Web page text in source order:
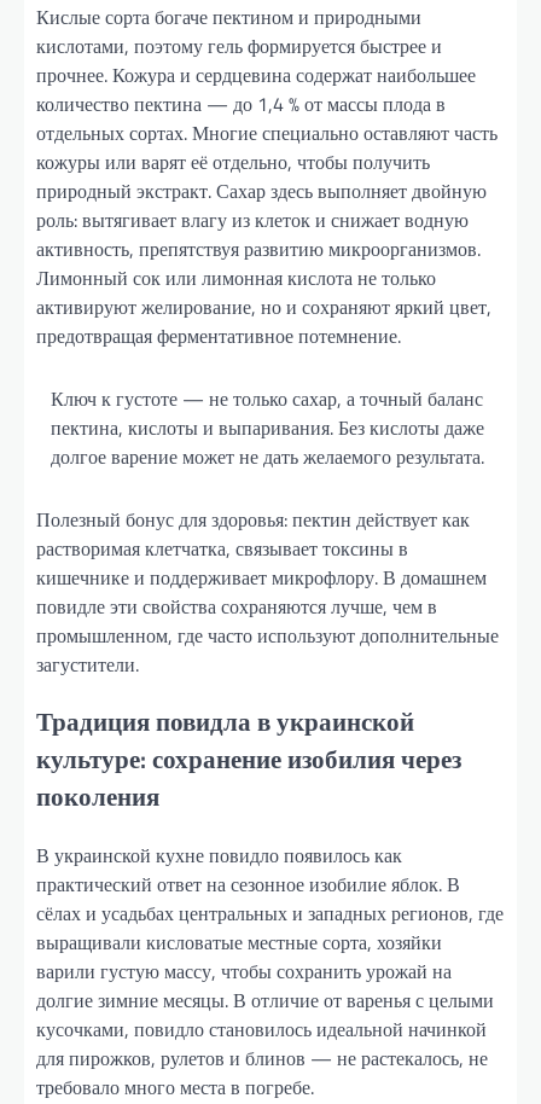
Кислые сорта богаче пектином и природными
кислотами, поэтому гель формируется быстрее и
прочнее. Кожура и сердцевина содержат наибольшее
количество пектина — до 1,4 % от массы плода в
отдельных сортах. Многие специально оставляют часть
кожуры или варят её отдельно, чтобы получить
природный экстракт. Сахар здесь выполняет двойную
роль: вытягивает влагу из клеток и снижает водную
активность, препятствуя развитию микроорганизмов.
Лимонный сок или лимонная кислота не только
активируют желирование, но и сохраняют яркий цвет,
предотвращая ферментативное потемнение.
Ключ к густоте — не только сахар, а точный баланс
пектина, кислоты и выпаривания. Без кислоты даже
долгое варение может не дать желаемого результата.
Полезный бонус для здоровья: пектин действует как
растворимая клетчатка, связывает токсины в
кишечнике и поддерживает микрофлору. В домашнем
повидле эти свойства сохраняются лучше, чем в
промышленном, где часто используют дополнительные
загустители.
Традиция повидла в украинской
культуре: сохранение изобилия через
поколения
В украинской кухне повидло появилось как
практический ответ на сезонное изобилие яблок. В
сёлах и усадьбах центральных и западных регионов, где
выращивали кисловатые местные сорта, хозяйки
варили густую массу, чтобы сохранить урожай на
долгие зимние месяцы. В отличие от варенья с целыми
кусочками, повидло становилось идеальной начинкой
для пирожков, рулетов и блинов — не растекалось, не
требовало много места в погребе.